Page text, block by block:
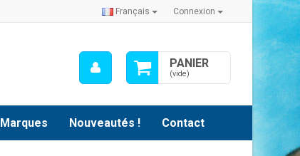
Connexion
Français
PANIER
(vide)
Mon
compte
Marques Nouveautés ! Contact